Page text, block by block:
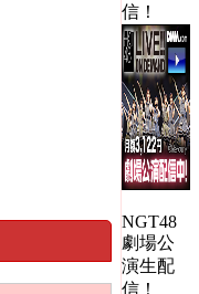
信！
NGT48
劇場公
演生配
信！